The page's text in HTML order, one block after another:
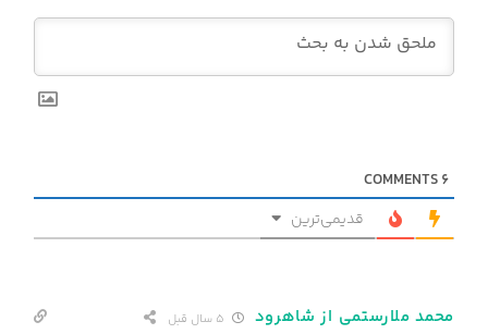
6
قدیمی‌ترین
محمد ملارستمی از شاهرود